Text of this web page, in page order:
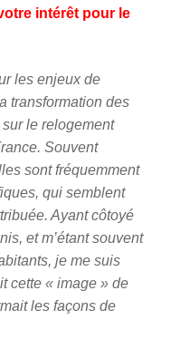
intérêt pour le
les enjeux de
transformation des
le relogement
Souvent
sont fréquemment
qui semblent
Ayant côtoyé
et m’étant souvent
je me suis
cette « image » de
les façons de